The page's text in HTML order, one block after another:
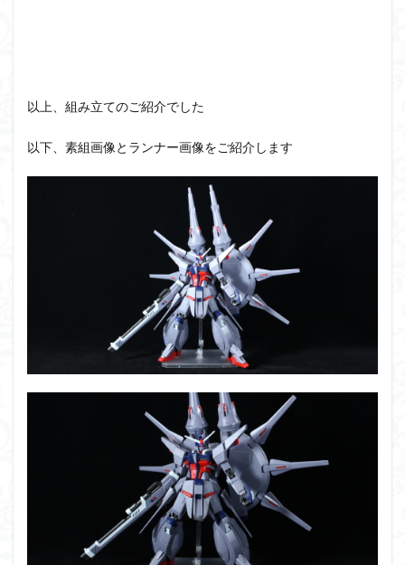
以上、組み立てのご紹介でした
以下、素組画像とランナー画像をご紹介します